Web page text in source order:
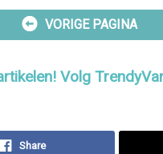
VORIGE PAGINA
Volg
Share